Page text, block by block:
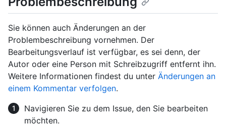
Sie können auch Änderungen an der
Problembeschreibung vornehmen. Der
Bearbeitungsverlauf ist verfügbar, es sei denn, der
Autor oder eine Person mit Schreibzugriff entfernt ihn.
Weitere Informationen findest du unter Änderungen an
einem Kommentar verfolgen.
Navigieren Sie zu dem Issue, den Sie bearbeiten
möchten.